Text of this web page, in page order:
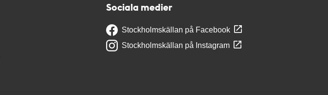
Sociala medier
Stockholmskällan på Facebook
Stockholmskällan på Instagram